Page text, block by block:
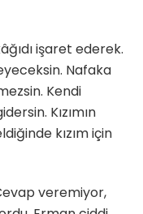
işaret ederek.
Nafaka
Kendi
Kızımın
kızım için
veremiyor,